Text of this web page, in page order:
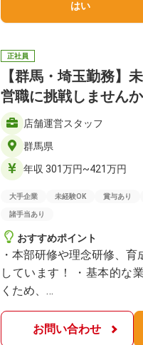
はい
正社員
【群馬・埼玉勤務】
営職に挑戦しません
店舗運営スタッフ
群馬県
年収 301万円~421万円
大手企業 未経験OK 賞与あり
諸手当あり
おすすめポイント
・本部研修や理念研修、
しています！ ・基本的な
くため、…
お問い合わせ